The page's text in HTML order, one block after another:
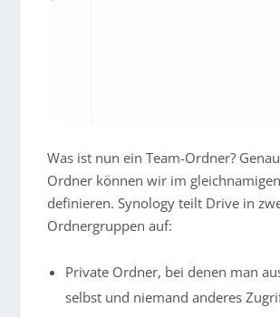
Was ist nun ein Team-Ordner?
Ordner können wir im
definieren. Synology teilt Drive in
Ordnergruppen auf:
Private Ordner, bei denen man
selbst und niemand anderes